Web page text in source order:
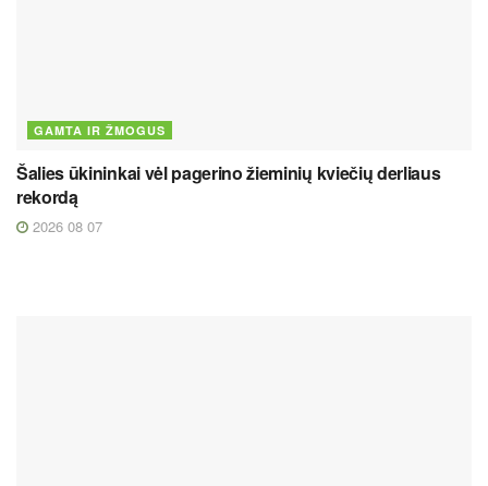
GAMTA IR ŽMOGUS
Šalies ūkininkai vėl pagerino žieminių kviečių derliaus
rekordą
2026 08 07